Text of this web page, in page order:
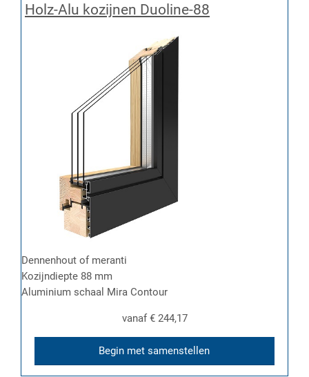
Holz-Alu kozijnen Duoline-88
Dennenhout of meranti
Kozijndiepte 88 mm
Aluminium schaal Mira Contour
vanaf€ 244,17
Begin met samenstellen